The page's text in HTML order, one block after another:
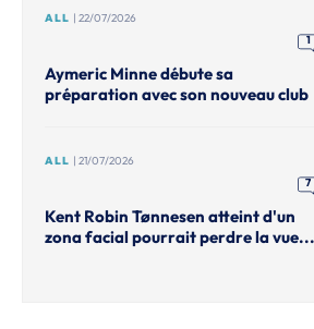
ALL | 22/07/2026
1
Aymeric Minne débute sa
préparation avec son nouveau club
ALL | 21/07/2026
7
Kent Robin Tønnesen atteint d'un
zona facial pourrait perdre la vue...